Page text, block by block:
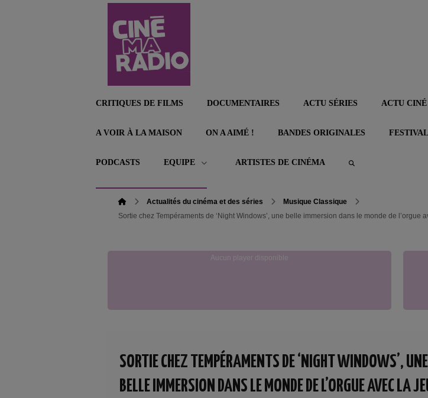
CRITIQUES DE FILMS DOCUMENTAIRES ACTU SÉRIES ACTU CINÉ
A VOIR À LA MAISON ON A AIMÉ ! BANDES ORIGINALES
PODCASTS EQUIPE ARTISTES DE CINÉMA
Actualités du cinéma et des séries
Musique Classique
Sortie chez Tempéraments de ‘Night Windows’, une belle immersion dans le monde de
Aucun player disponible
SORTIE CHEZ TEMPÉRAMENTS DE ‘NIGHT WINDOWS’, UNE
BELLE IMMERSION DANS LE MONDE DE L’ORGUE AVEC LA